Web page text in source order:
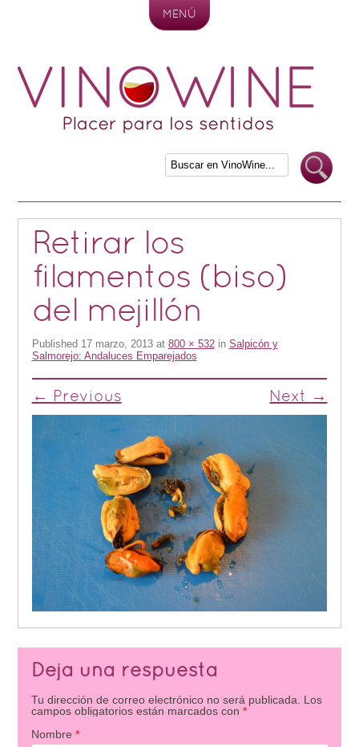
MENÚ
Retirar los
filamentos (biso)
del mejillón
Published 17 marzo, 2013at 800 × 532in Salpicón y
Salmorejo: Andaluces Emparejados
← Previous Next →
Deja una respuesta
Tu dirección de correo electrónico no será publicada.
Los
campos obligatorios están marcados con *
Nombre *